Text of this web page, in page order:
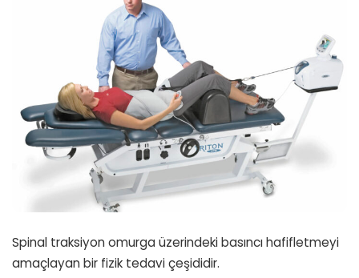
Spinal traksiyon omurga üzerindeki basıncı hafifletmeyi
amaçlayan bir fizik tedavi çeşididir.